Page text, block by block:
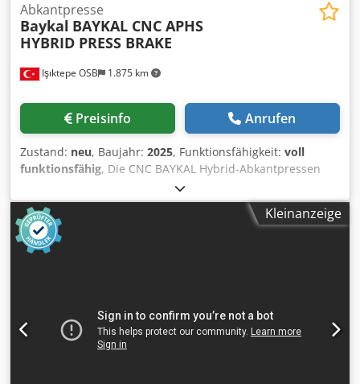
Işıktepe OSB 1.875 km
Abkantpresse
Baykal BAYKAL CNC APHS
HYBRID PRESS BRAKE
Preisinfo Anrufen
Zustand: neu, Baujahr: 2025, Funktionsfähigkeit: voll
funktionsfähig, Die CNC BAYKAL Hybrid-Abkantpressen
vereinen die Vorteile hydraulischer und vollelektrischer
Abkantpressen in einem System. Wenn Sie schnelle,
präzise und energieeffiziente Abkantpressen suchen, sind
Sie bei BAYKAL genau richtig. Die CNC BAYKAL Hybrid-
Abkantpressen sparen deutlich Energie und Kraftstoff,
Biegegenauigkeit, reduzieren den Lärm und verbessern
die Arbeitsumgebung. Die CNC BAYKAL Hybrid-
Abkantpressen sind mit einem individuellen
Kleinanzeige